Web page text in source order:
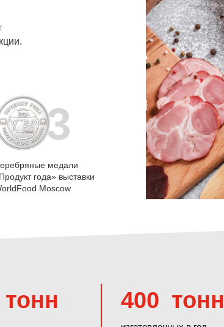
медали
года» выставки
Moscow
3
400 тонн
тонн